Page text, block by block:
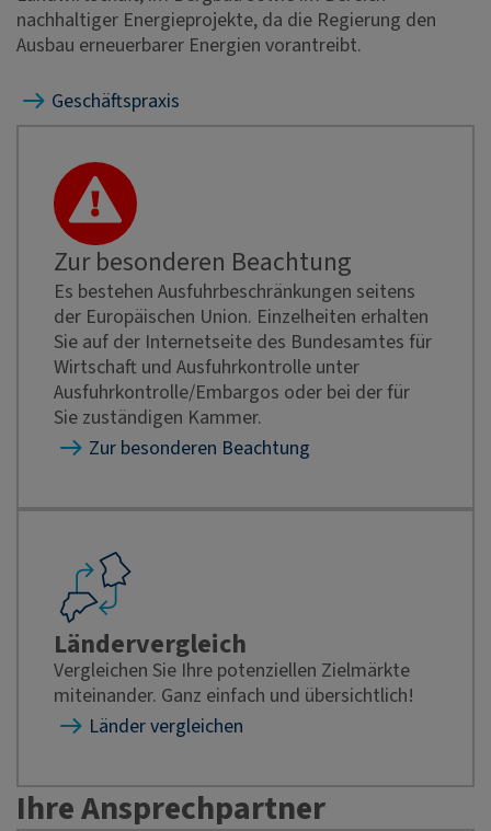
nachhaltiger Energieprojekte, da die Regierung den
Ausbau erneuerbarer Energien vorantreibt.
Geschäftspraxis
Zur besonderen Beachtung
Es bestehen Ausfuhrbeschränkungen seitens
der Europäischen Union. Einzelheiten erhalten
Sie auf der Internetseite des Bundesamtes für
Wirtschaft und Ausfuhrkontrolle unter
Ausfuhrkontrolle/Embargos oder bei der für
Sie zuständigen Kammer.
Zur besonderen Beachtung
Ländervergleich
Vergleichen Sie Ihre potenziellen Zielmärkte
miteinander. Ganz einfach und übersichtlich!
Länder vergleichen
Ihre Ansprechpartner